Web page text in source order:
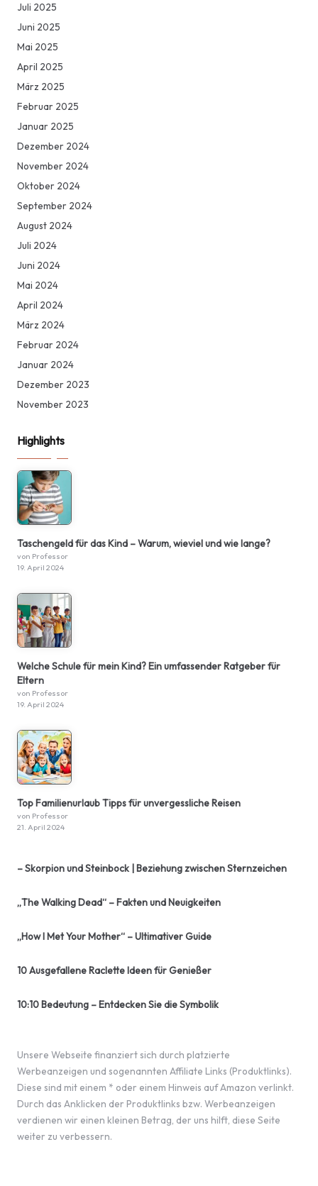
Juli 2025
Juni 2025
Mai 2025
April 2025
März 2025
Februar 2025
Januar 2025
Dezember 2024
November 2024
Oktober 2024
September 2024
August 2024
Juli 2024
Juni 2024
Mai 2024
April 2024
März 2024
Februar 2024
Januar 2024
Dezember 2023
November 2023
Highlights
Taschengeld für das Kind – Warum, wieviel und wie lange?
von Professor
19. April 2024
Welche Schule für mein Kind? Ein umfassender Ratgeber für
Eltern
von Professor
19. April 2024
Top Familienurlaub Tipps für unvergessliche Reisen
von Professor
21. April 2024
– Skorpion und Steinbock | Beziehung zwischen Sternzeichen
„The Walking Dead“ – Fakten und Neuigkeiten
„How I Met Your Mother“ – Ultimativer Guide
10 Ausgefallene Raclette Ideen für Genießer
10:10 Bedeutung – Entdecken Sie die Symbolik
Unsere Webseite finanziert sich durch platzierte
Werbeanzeigen und sogenannten Affiliate Links (Produktlinks).
Diese sind mit einem * oder einem Hinweis auf Amazon verlinkt.
Durch das Anklicken der Produktlinks bzw. Werbeanzeigen
verdienen wir einen kleinen Betrag, der uns hilft, diese Seite
weiter zu verbessern.